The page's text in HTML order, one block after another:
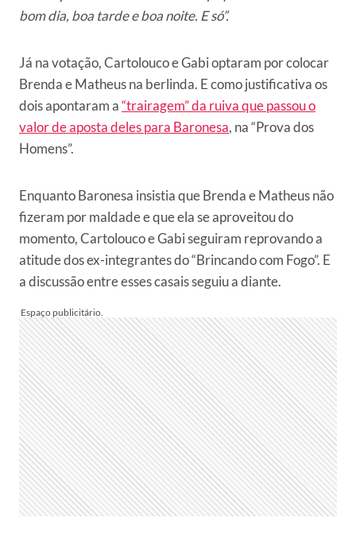
bom dia, boa tarde e boa noite. E só”.
Já na votação, Cartolouco e Gabi optaram por colocar
Brenda e Matheus na berlinda. E como justificativa os
dois apontaram a“trairagem” da ruiva que passou o
valor de aposta deles para Baronesa, na “Prova dos
Homens”.
Enquanto Baronesa insistia que Brenda e Matheus não
fizeram por maldade e que ela se aproveitou do
momento, Cartolouco e Gabi seguiram reprovando a
atitude dos ex-integrantes do “Brincando com Fogo”. E
a discussão entre esses casais seguiu a diante.